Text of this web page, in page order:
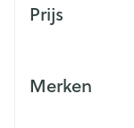
Prijs
Merken